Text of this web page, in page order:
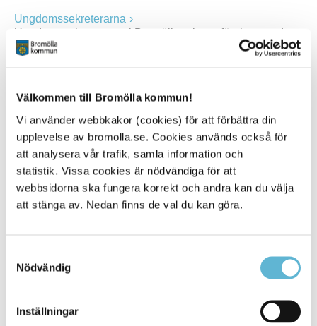
Välkommen till Bromölla kommun!
Vi använder webbkakor (cookies) för att förbättra din
upplevelse av bromolla.se. Cookies används också för
att analysera vår trafik, samla information och
statistik. Vissa cookies är nödvändiga för att
webbsidorna ska fungera korrekt och andra kan du välja
att stänga av. Nedan finns de val du kan göra.
Nödvändig
Inställningar
Ungdomssekreterarna
Ungdomssekreterarna i Bromölla arbetar förebyggande
för att förhindra eller bryta destruktivt beteende hos
Familjebehandlingen erbjuder stöd, rådgivning och
behandling till familjer med barn mellan 0-18 år. Vid
behov av råd- och stödsamtal – ring oss direkt, du kan
vara anonym. Vid behov av längre, mer omfattande
insatser, kontakta socialsekreterare för ansökan om insats
hos oss.
Elevhälsan
elevhälsan tillhandahåller medicinsk, psykologisk, social
Elevhälsoarbetet är förebyggande och hälsofrämjande